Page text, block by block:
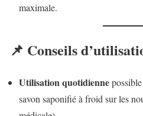
maximale.
📌 Conseils
Utilisation quotidienne
savon saponifié à froid sur les